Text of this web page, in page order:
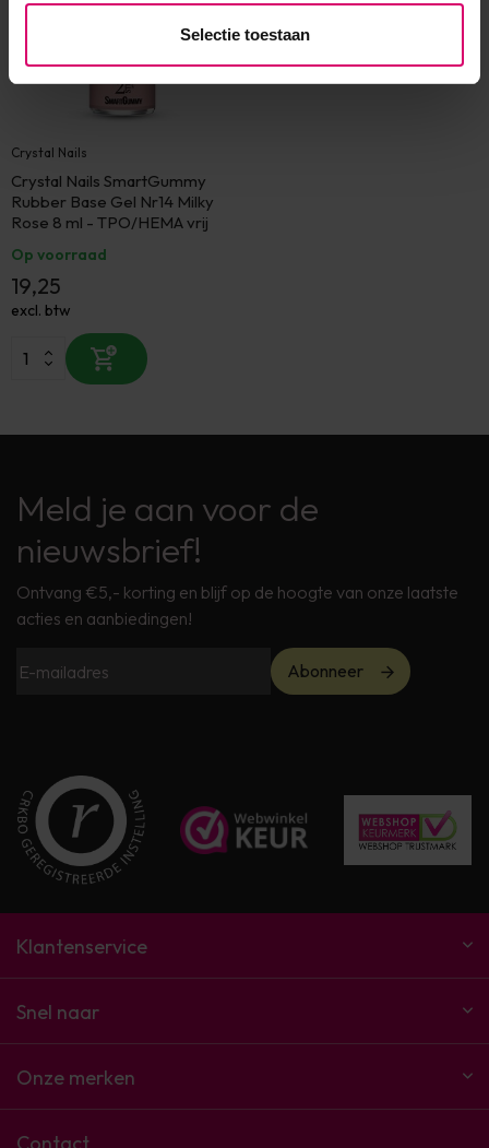
Selectie toestaan
Crystal Nails
Crystal Nails SmartGummy
Rubber Base Gel Nr14 Milky
Rose 8 ml - TPO/HEMA vrij
Op voorraad
19,25
excl. btw
Meld je aan voor de
nieuwsbrief!
Ontvang €5,- korting en blijf op de hoogte van onze laatste
acties en aanbiedingen!
Abonneer
Klantenservice
Snel naar
Onze merken
Contact